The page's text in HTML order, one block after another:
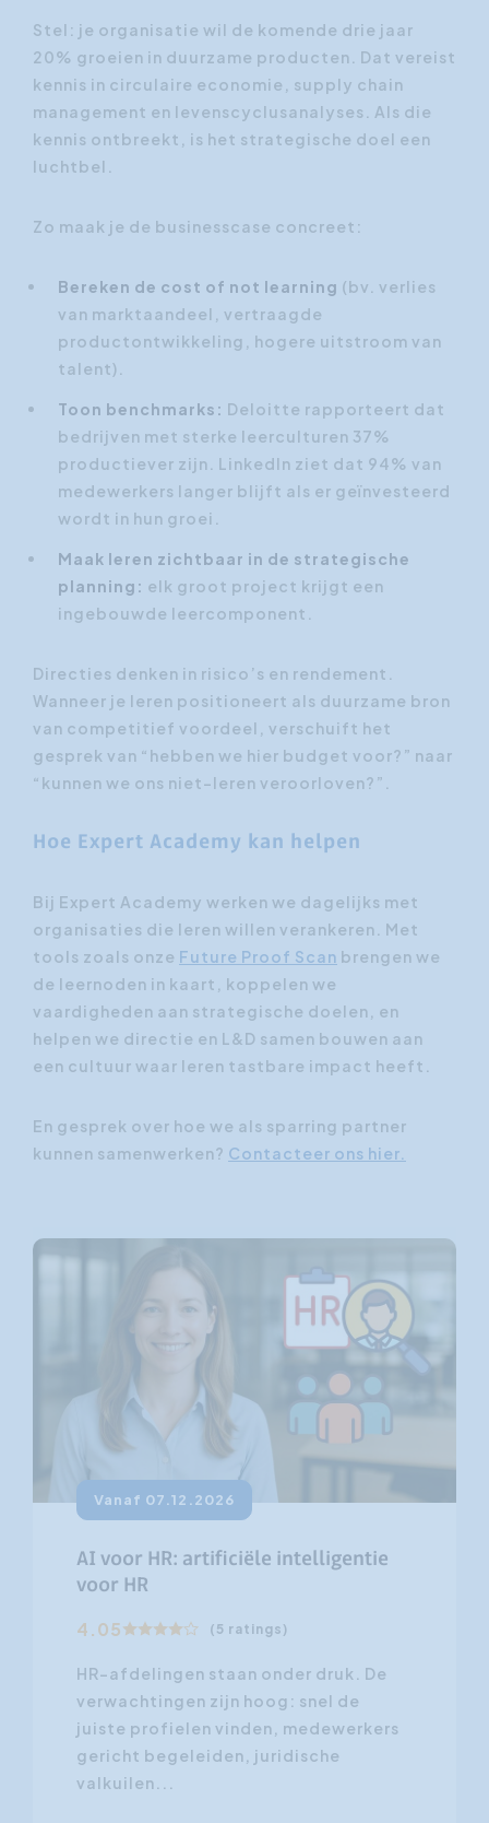
Stel: je organisatie wil de komende drie jaar
20% groeien in duurzame producten. Dat vereist
kennis in circulaire economie, supply chain
management en levenscyclusanalyses. Als die
kennis ontbreekt, is het strategische doel een
luchtbel.
Zo maak je de businesscase concreet:
Bereken de cost of not learning (bv. verlies
van marktaandeel, vertraagde
productontwikkeling, hogere uitstroom van
talent).
Toon benchmarks: Deloitte rapporteert dat
bedrijven met sterke leerculturen 37%
productiever zijn. LinkedIn ziet dat 94% van
medewerkers langer blijft als er geïnvesteerd
wordt in hun groei.
Maak leren zichtbaar in de strategische
planning: elk groot project krijgt een
ingebouwde leercomponent.
Directies denken in risico’s en rendement.
Wanneer je leren positioneert als duurzame bron
van competitief voordeel, verschuift het
gesprek van “hebben we hier budget voor?” naar
“kunnen we ons niet-leren veroorloven?”.
Hoe Expert Academy kan helpen
Bij Expert Academy werken we dagelijks met
organisaties die leren willen verankeren. Met
tools zoals onze Future Proof Scan brengen we
de leernoden in kaart, koppelen we
vaardigheden aan strategische doelen, en
helpen we directie en L&D samen bouwen aan
een cultuur waar leren tastbare impact heeft.
En gesprek over hoe we als sparring partner
kunnen samenwerken? Contacteer ons hier.
Vanaf 07.12.2026
AI voor HR: artificiële intelligentie
voor HR
4.05 (5 ratings)
HR-afdelingen staan onder druk. De
verwachtingen zijn hoog: snel de
juiste profielen vinden, medewerkers
gericht begeleiden, juridische
valkuilen...